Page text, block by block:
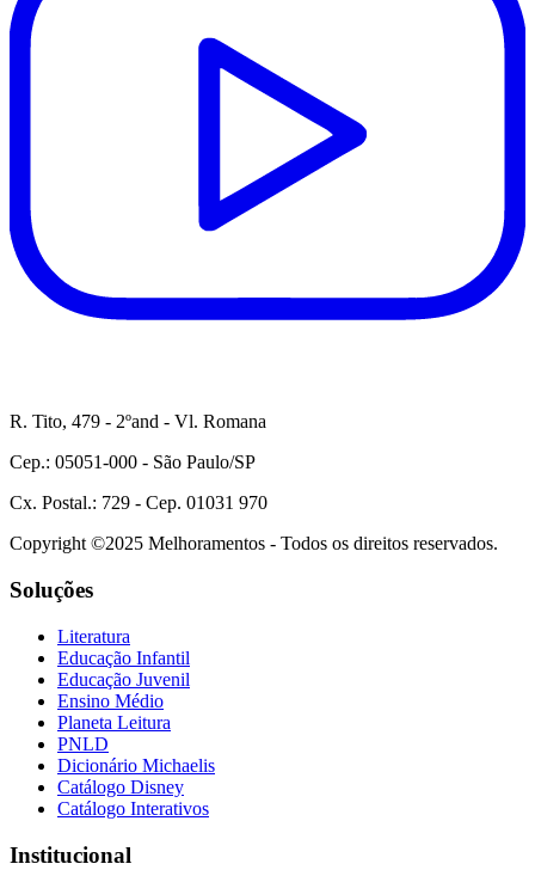
R. Tito, 479 - 2ºand - Vl. Romana
Cep.: 05051-000 - São Paulo/SP
Cx. Postal.: 729 - Cep. 01031 970
Copyright ©2025 Melhoramentos - Todos os direitos reservados.
Soluções
Literatura
Educação Infantil
Educação Juvenil
Ensino Médio
Planeta Leitura
PNLD
Dicionário Michaelis
Catálogo Disney
Catálogo Interativos
Institucional